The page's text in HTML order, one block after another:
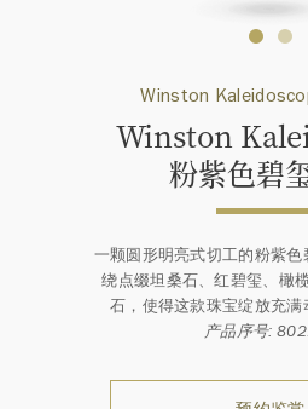
Winston
Winston
粉⁠紫⁠色碧
一颗圆形明亮式切工的粉紫
绕点缀坦桑石、红碧玺、橄
石，使得这款珠宝绽放充满
产品序号: